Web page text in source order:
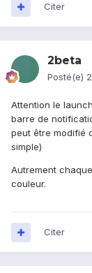
Citer
2beta
Posté(e)
Attention le
barre de
peut être modifié
simple)
Autrement
couleur.
Citer